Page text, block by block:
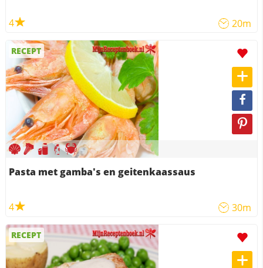
4 20m
RECEPT
Pasta met gamba's en geitenkaassaus
4 30m
RECEPT